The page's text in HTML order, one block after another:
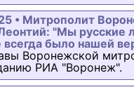
• Митрополит
"Мы русские
всегда было нашей
Воронежской
РИА "Воронеж".